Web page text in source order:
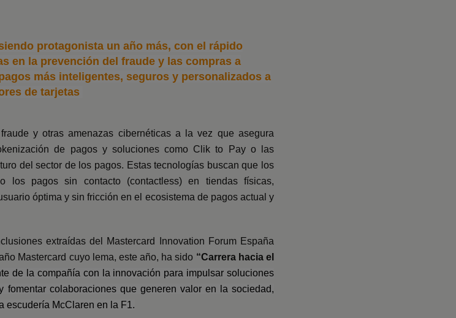
protagonista un año más, con el rápido
en la prevención del fraude y las compras a
más inteligentes, seguros y personalizados a
de tarjetas
y otras amenazas cibernéticas a la vez que asegura
de pagos y soluciones como Clik to Pay o las
del sector de los pagos. Estas tecnologías buscan que los
los pagos sin contacto (contactless) en tiendas físicas,
óptima y sin fricción en el ecosistema de pagos actual y
extraídas del Mastercard Innovation Forum España
Mastercard cuyo lema, este año, ha sido “Carrera hacia el
de la compañía con la innovación para impulsar soluciones
fomentar colaboraciones que generen valor en la sociedad,
escudería McClaren en la F1.